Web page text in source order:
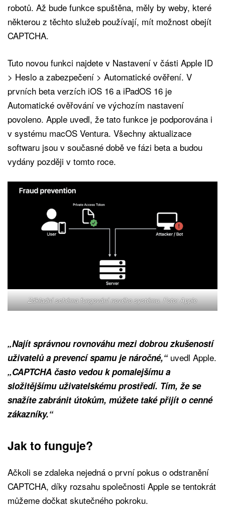
robotů. Až bude funkce spuštěna, měly by weby, které
některou z těchto služeb používají, mít možnost obejít
CAPTCHA.
Tuto novou funkci najdete v Nastavení v části Apple ID
> Heslo a zabezpečení > Automatické ověření. V
prvních beta verzích iOS 16 a iPadOS 16 je
Automatické ověřování ve výchozím nastavení
povoleno. Apple uvedl, že tato funkce je podporována i
v systému macOS Ventura. Všechny aktualizace
softwaru jsou v současné době ve fázi beta a budou
vydány později v tomto roce.
Základní schéma fungování nového systému. Foto: Apple
„Najít správnou rovnováhu mezi dobrou zkušeností
uživatelů a prevencí spamu je náročné,“uvedl Apple.
„CAPTCHA často vedou k pomalejšímu a
složitějšímu uživatelskému prostředí. Tím, že se
snažíte zabránit útokům, můžete také přijít o cenné
zákazníky.“
Jak to funguje?
Ačkoli se zdaleka nejedná o první pokus o odstranění
CAPTCHA, díky rozsahu společnosti Apple se tentokrát
můžeme dočkat skutečného pokroku.